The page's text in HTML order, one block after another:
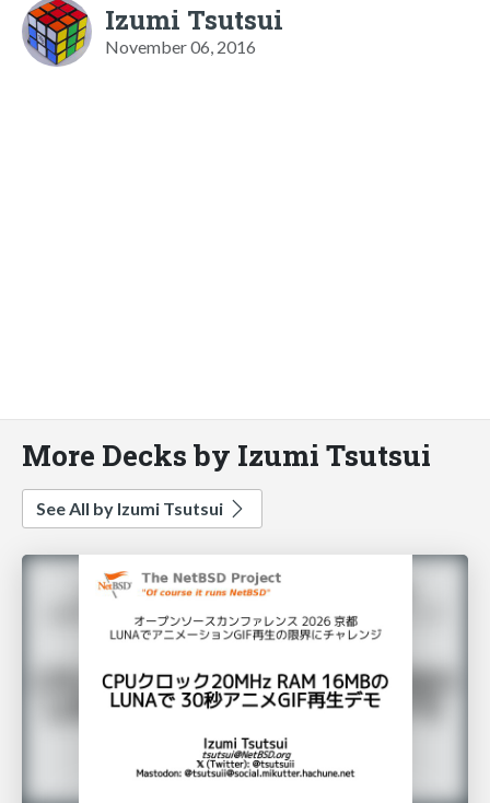
Izumi Tsutsui
November 06, 2016
More Decks by Izumi Tsutsui
See All by Izumi Tsutsui